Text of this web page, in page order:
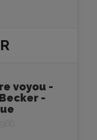
voyou -
-